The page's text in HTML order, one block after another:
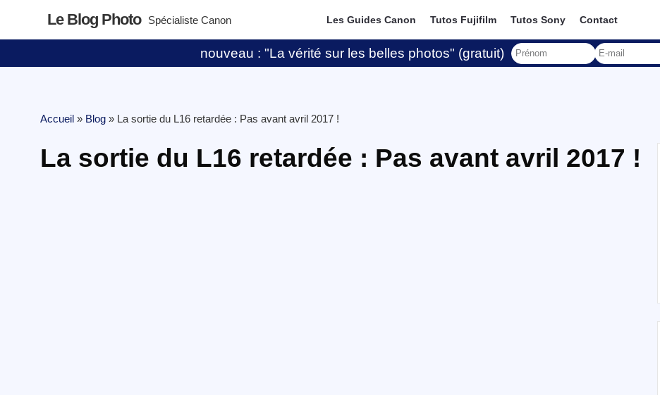
Le Blog Photo Spécialiste Canon Les Guides Canon Tutos Fujifilm Tutos Sony Contact
nouveau : "La vérité sur les belles photos" (gratuit)
Accueil » Blog » La sortie du L16 retardée : Pas avant avril 2017 !
La sortie du L16 retardée : Pas avant avril 2017 !